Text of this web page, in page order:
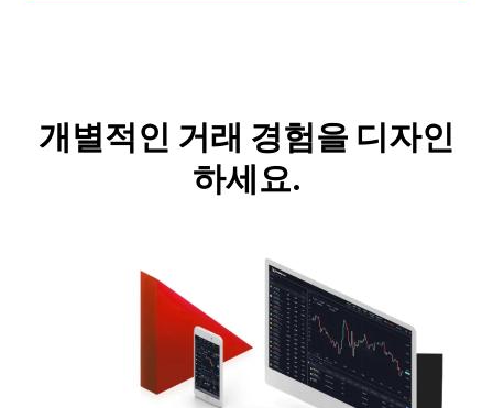
개별적인 거래 경험을 디자인
하세요.